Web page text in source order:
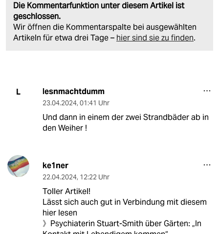
Die Kommentarfunktion unter diesem Artikel ist
geschlossen.
Wir öffnen die Kommentarspalte bei ausgewählten
Artikeln für etwa drei Tage – hier sind sie zu finden.
L lesnmachtdumm
23.04.2024, 01:41 Uhr
Und dann in einem der zwei Strandbäder ab in
den Weiher !
ke1ner
22.04.2024, 12:22 Uhr
Toller Artikel!
Lässt sich auch gut in Verbindung mit diesem
hier lesen
》Psychiaterin Stuart-Smith über Gärten: „In